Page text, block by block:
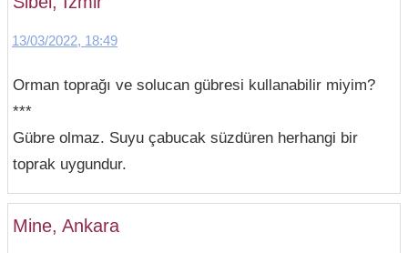
13/03/2022, 18:49
Orman toprağı ve solucan gübresi kullanabilir miyim?
***
Gübre olmaz. Suyu çabucak süzdüren herhangi bir
toprak uygundur.
Mine, Ankara